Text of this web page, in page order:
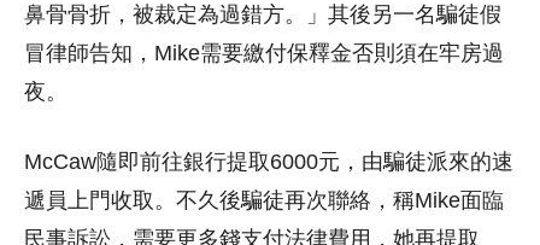
鼻骨骨折，被裁定為過錯方。」其後另一名騙徒假
冒律師告知，Mike需要繳付保釋金否則須在牢房過
夜。
McCaw隨即前往銀行提取6000元，由騙徒派來的速
遞員上門收取。不久後騙徒再次聯絡，稱Mike面臨
民事訴訟，需要更多錢支付法律費用，她再提取